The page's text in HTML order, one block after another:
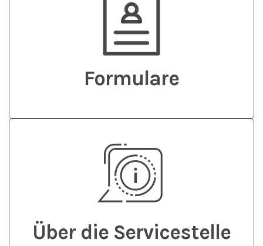
Formulare
Über die Servicestelle